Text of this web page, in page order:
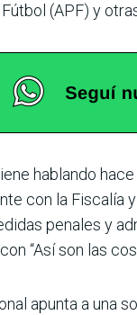
(APF) y
hablando
con la Fiscalía
penales y
“Así son las
apunta a una